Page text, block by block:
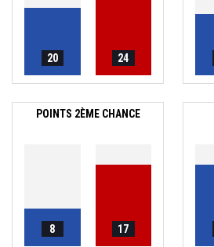
20 24
POINTS 2ÈME CHANCE
8 17